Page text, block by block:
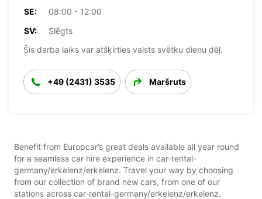
SE:
08:00 - 12:00
SV:
Slēgts
Šis darba laiks var atšķirties valsts svētku dienu dēļ.
+49 (2431) 3535 Maršruts
Benefit from Europcar’s great deals available all year round
for a seamless car hire experience in car-rental-
germany/erkelenz/erkelenz. Travel your way by choosing
from our collection of brand new cars, from one of our
stations across car-rental-germany/erkelenz/erkelenz.